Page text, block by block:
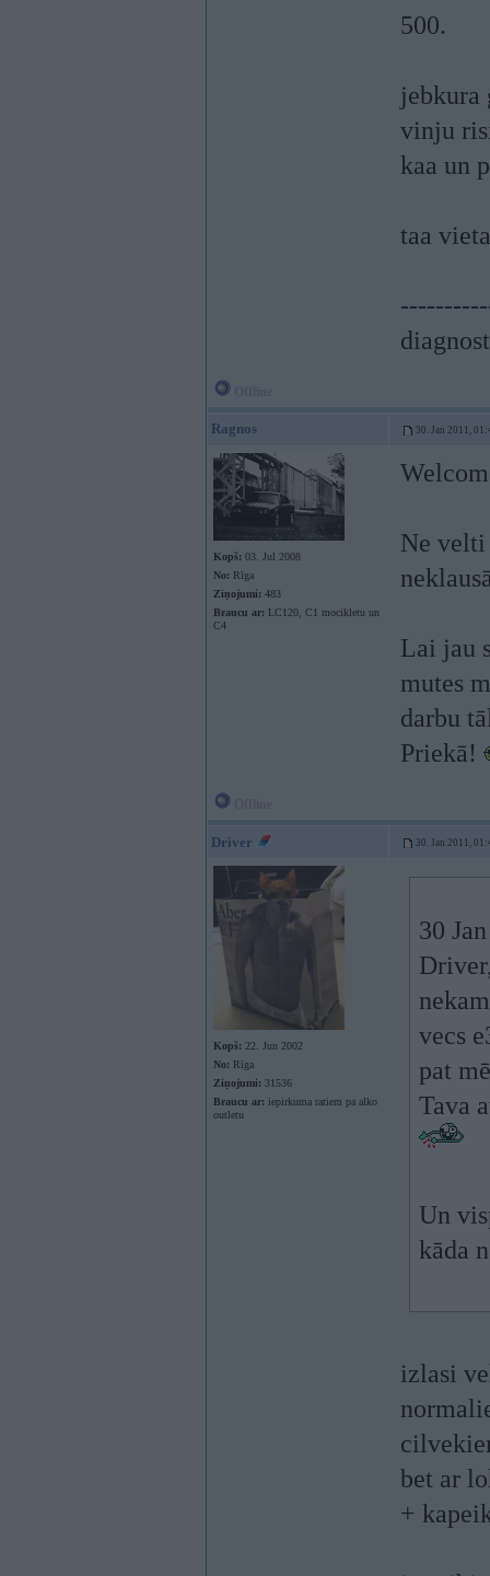
500.
jebkura
vinju
kaa un
taa
Ragnos 30. Jan 2011,
Kopš: 03. Jul 2008
No: Rīga
Ziņojumi: 483
Braucu ar: LC120, C1 mocikletu un
C4
Ne
Lai jau
mutes
darbu
Priekā!
Driver 30. Jan 2011,
Kopš: 22. Jun 2002
No: Rīga
Ziņojumi: 31536
Braucu ar: iepirkuma ratiem pa alko
outletu
30
vecs
pat
Tava
Un
kāda
izlasi
bet ar
+